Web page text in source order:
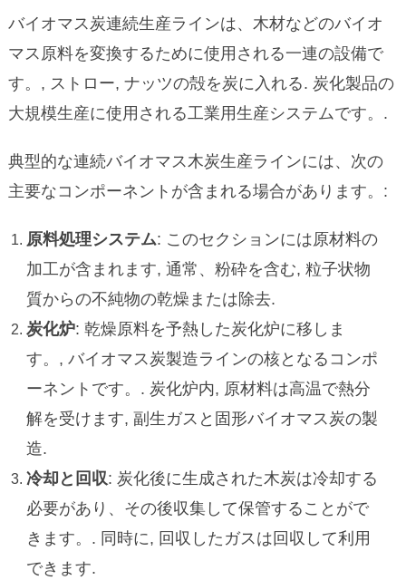
バイオマス炭連続生産ラインは、木材などのバイオ
マス原料を変換するために使用される一連の設備で
す。, ストロー, ナッツの殻を炭に入れる. 炭化製品の
大規模生産に使用される工業用生産システムです。.
典型的な連続バイオマス木炭生産ラインには、次の
主要なコンポーネントが含まれる場合があります。:
原料処理システム: このセクションには原材料の
加工が含まれます, 通常、粉砕を含む, 粒子状物
質からの不純物の乾燥または除去.
炭化炉: 乾燥原料を予熱した炭化炉に移しま
す。, バイオマス炭製造ラインの核となるコンポ
ーネントです。. 炭化炉内, 原材料は高温で熱分
解を受けます, 副生ガスと固形バイオマス炭の製
造.
冷却と回収: 炭化後に生成された木炭は冷却する
必要があり、その後収集して保管することがで
きます。. 同時に, 回収したガスは回収して利用
できます.